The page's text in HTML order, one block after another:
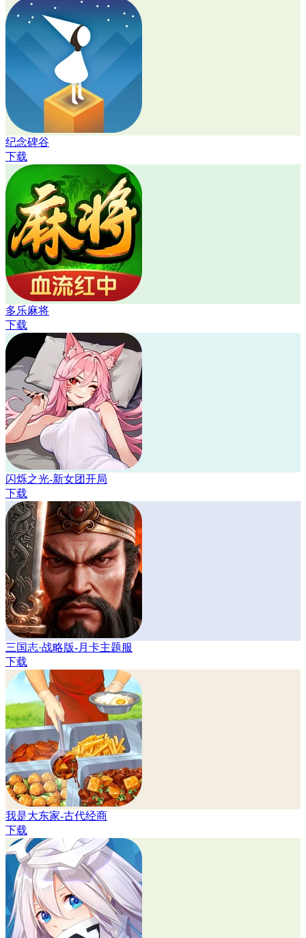
纪念碑谷
下载
多乐麻将
下载
闪烁之光-新女团开局
下载
三国志·战略版-月卡主题服
下载
我是大东家-古代经商
下载